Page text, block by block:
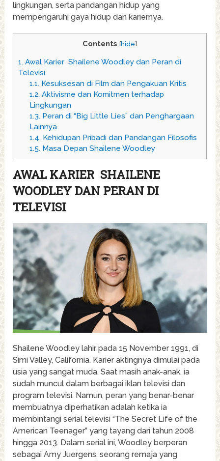
lingkungan, serta pandangan hidup yang
mempengaruhi gaya hidup dan kariernya.
Contents [hide]
1. Awal Karier Shailene Woodley dan Peran di
Televisi
1.1.Kesuksesan di Film dan Pengakuan Kritis
1.2.Aktivisme dan Komitmen terhadap
Lingkungan
1.3.Peran di “Big Little Lies” dan Penghargaan
Lainnya
1.4.Kehidupan Pribadi dan Pandangan Filosofis
1.5.Masa Depan Shailene Woodley
AWAL KARIER SHAILENE
WOODLEY DAN PERAN DI
TELEVISI
Shailene Woodley lahir pada 15 November 1991, di
Simi Valley, California. Karier aktingnya dimulai pada
usia yang sangat muda. Saat masih anak-anak, ia
sudah muncul dalam berbagai iklan televisi dan
program televisi. Namun, peran yang benar-benar
membuatnya diperhatikan adalah ketika ia
membintangi serial televisi “The Secret Life of the
American Teenager” yang tayang dari tahun 2008
hingga 2013. Dalam serial ini, Woodley berperan
sebagai Amy Juergens, seorang remaja yang